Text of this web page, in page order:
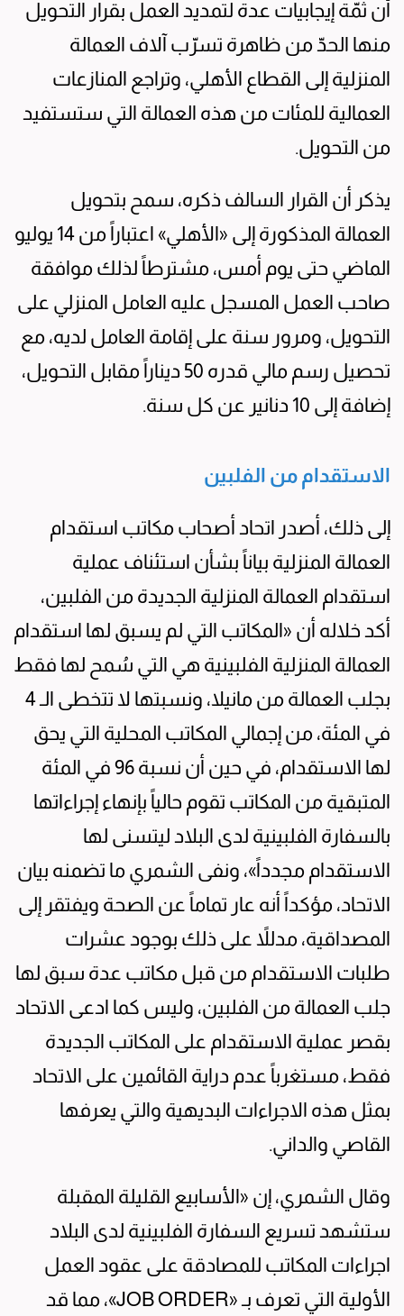
أن ثمّة إيجابيات عدة لتمديد العمل بقرار التحويل
منها الحدّ من ظاهرة تسرّب آلاف العمالة
المنزلية إلى القطاع الأهلي، وتراجع المنازعات
العمالية للمئات من هذه العمالة التي ستستفيد
من التحويل.
يذكر أن القرار السالف ذكره، سمح بتحويل
العمالة المذكورة إلى «الأهلي» اعتباراً من 14 يوليو
الماضي حتى يوم أمس، مشترطاً لذلك موافقة
صاحب العمل المسجل عليه العامل المنزلي على
التحويل، ومرور سنة على إقامة العامل لديه، مع
تحصيل رسم مالي قدره 50 ديناراً مقابل التحويل،
إضافة إلى 10 دنانير عن كل سنة.
الاستقدام من الفلبين
إلى ذلك، أصدر اتحاد أصحاب مكاتب استقدام
العمالة المنزلية بياناً بشأن استئناف عملية
استقدام العمالة المنزلية الجديدة من الفلبين،
أكد خلاله أن «المكاتب التي لم يسبق لها استقدام
العمالة المنزلية الفلبينية هي التي سُمح لها فقط
بجلب العمالة من مانيلا، ونسبتها لا تتخطى الـ 4
في المئة، من إجمالي المكاتب المحلية التي يحق
لها الاستقدام، في حين أن نسبة 96 في المئة
المتبقية من المكاتب تقوم حالياً بإنهاء إجراءاتها
بالسفارة الفلبينية لدى البلاد ليتسنى لها
الاستقدام مجدداً»، ونفى الشمري ما تضمنه بيان
الاتحاد، مؤكداً أنه عار تماماً عن الصحة ويفتقر إلى
المصداقية، مدللاً على ذلك بوجود عشرات
طلبات الاستقدام من قبل مكاتب عدة سبق لها
جلب العمالة من الفلبين، وليس كما ادعى الاتحاد
بقصر عملية الاستقدام على المكاتب الجديدة
فقط، مستغرباً عدم دراية القائمين على الاتحاد
بمثل هذه الاجراءات البديهية والتي يعرفها
القاصي والداني.
وقال الشمري، إن «الأسابيع القليلة المقبلة
ستشهد تسريع السفارة الفلبينية لدى البلاد
اجراءات المكاتب للمصادقة على عقود العمل
الأولية التي تعرف بـ «JOB ORDER»، مما قد